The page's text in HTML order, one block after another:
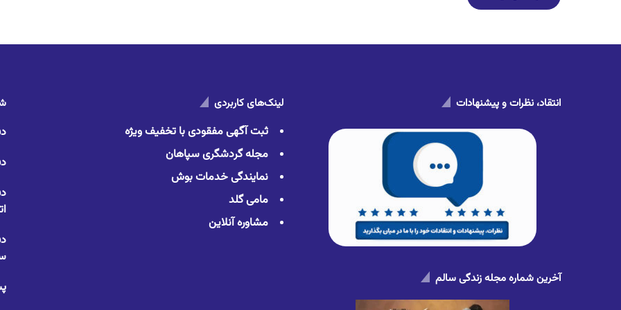
انتقاد، نظرات و پیشنهادات
آخرین شماره مجله زندگی سالم
لینک‌های کاربردی
ثبت آگهی مفقودی با تخفیف ویژه
مجله گردشگری سپاهان
نمایندگی خدمات بوش
مامی گلد
مشاوره آنلاین